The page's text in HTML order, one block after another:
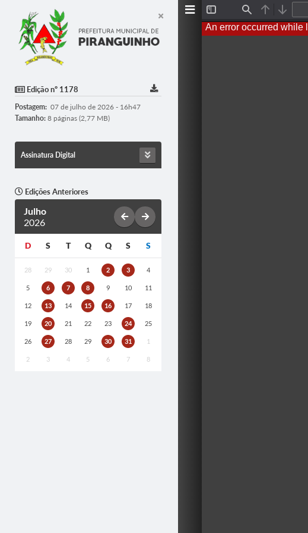
Edição nº 1178
Postagem: 07 de julho de 2026 - 16h47
Tamanho: 8 páginas (2,77 MB)
Assinatura Digital
Edições Anteriores
Julho
2026
D S T Q Q S S
28 29 30 1 2 3 4
5 6 7 8 9 10 11
12 13 14 15 16 17 18
19 20 21 22 23 24 25
26 27 28 29 30 31 1
2 3 4 5 6 7 8
Sidebar
Find Previous
Next
An error occurred while